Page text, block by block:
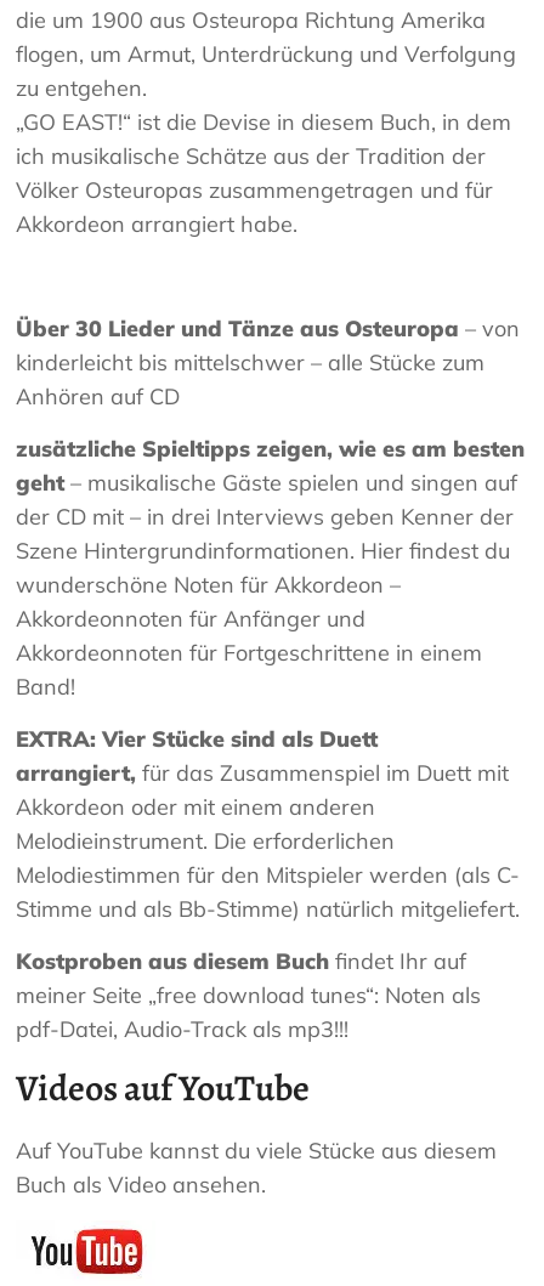
die um 1900 aus Osteuropa Richtung Amerika
flogen, um Armut, Unterdrückung und Verfolgung
zu entgehen.
„GO EAST!“ ist die Devise in diesem Buch, in dem
ich musikalische Schätze aus der Tradition der
Völker Osteuropas zusammengetragen und für
Akkordeon arrangiert habe.
Über 30 Lieder und Tänze aus Osteuropa – von
kinderleicht bis mittelschwer – alle Stücke zum
Anhören auf CD
zusätzliche Spieltipps zeigen, wie es am besten
geht– musikalische Gäste spielen und singen auf
der CD mit – in drei Interviews geben Kenner der
Szene Hintergrundinformationen. Hier findest du
wunderschöne Noten für Akkordeon –
Akkordeonnoten für Anfänger und
Akkordeonnoten für Fortgeschrittene in einem
Band!
EXTRA: Vier Stücke sind als Duett
arrangiert, für das Zusammenspiel im Duett mit
Akkordeon oder mit einem anderen
Melodieinstrument. Die erforderlichen
Melodiestimmen für den Mitspieler werden (als C-
Stimme und als Bb-Stimme) natürlich mitgeliefert.
Kostproben aus diesem Buch findet Ihr auf
meiner Seite „free download tunes“: Noten als
pdf-Datei, Audio-Track als mp3!!!
Videos auf YouTube
Auf YouTube kannst du viele Stücke aus diesem
Buch als Video ansehen.